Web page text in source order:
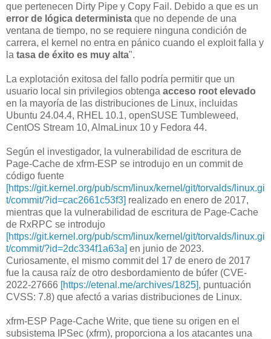
que pertenecen Dirty Pipe y Copy Fail. Debido a que es un
error de lógica determinista que no depende de una
ventana de tiempo, no se requiere ninguna condición de
carrera, el kernel no entra en pánico cuando el exploit falla y
la tasa de éxito es muy alta".
La explotación exitosa del fallo podría permitir que un
usuario local sin privilegios obtenga acceso root elevado
en la mayoría de las distribuciones de Linux, incluidas
Ubuntu 24.04.4, RHEL 10.1, openSUSE Tumbleweed,
CentOS Stream 10, AlmaLinux 10 y Fedora 44.
Según el investigador, la vulnerabilidad de escritura de
Page-Cache de xfrm-ESP se introdujo en un commit de
código fuente
[https://git.kernel.org/pub/scm/linux/kernel/git/torvalds/linux.gi
t/commit/?id=cac2661c53f3] realizado en enero de 2017,
mientras que la vulnerabilidad de escritura de Page-Cache
de RxRPC se introdujo
[https://git.kernel.org/pub/scm/linux/kernel/git/torvalds/linux.gi
t/commit/?id=2dc334f1a63a] en junio de 2023.
Curiosamente, el mismo commit del 17 de enero de 2017
fue la causa raíz de otro desbordamiento de búfer (CVE-
2022-27666 [https://etenal.me/archives/1825], puntuación
CVSS: 7.8) que afectó a varias distribuciones de Linux.
xfrm-ESP Page-Cache Write, que tiene su origen en el
subsistema IPSec (xfrm), proporciona a los atacantes una